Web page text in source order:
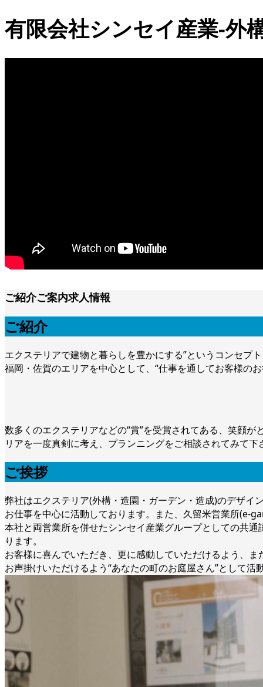
有限会社シンセイ産業-外
ご紹介ご案内求人情報
ご紹介
エクステリアで建物と暮らしを豊かにする”というコンセプ
福岡・佐賀のエリアを中心として、“仕事を通してお客様の
数多くのエクステリアなどの“賞”を受賞されてある、笑顔
リアを一度真剣に考え、プランニングをご相談されてみて下
ご挨拶
弊社はエクステリア(外構・造園・ガーデン・造成)のデザ
お仕事を中心に活動しております。また、久留米営業所(e-
本社と両営業所を併せたシンセイ産業グループとしての共
ります。
お客様に喜んでいただき、更に感動していただけるよう、
お声掛けいただけるよう“あなたの町のお庭屋さん”として